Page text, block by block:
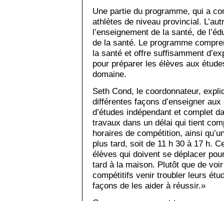
Une partie du programme, qui a
athlètes de niveau provincial.
l’enseignement de la santé, de
de la santé. Le programme
la santé et offre suffisamment
pour préparer les élèves aux
domaine.
Seth Cond, le coordonnateur,
différentes façons d’enseigner
d’études indépendant et complet
travaux dans un délai qui tient
horaires de compétition, ainsi
plus tard, soit de 11 h 30 à 17 h.
élèves qui doivent se déplacer
tard à la maison. Plutôt que de
compétitifs venir troubler leurs
façons de les aider à réussir.»